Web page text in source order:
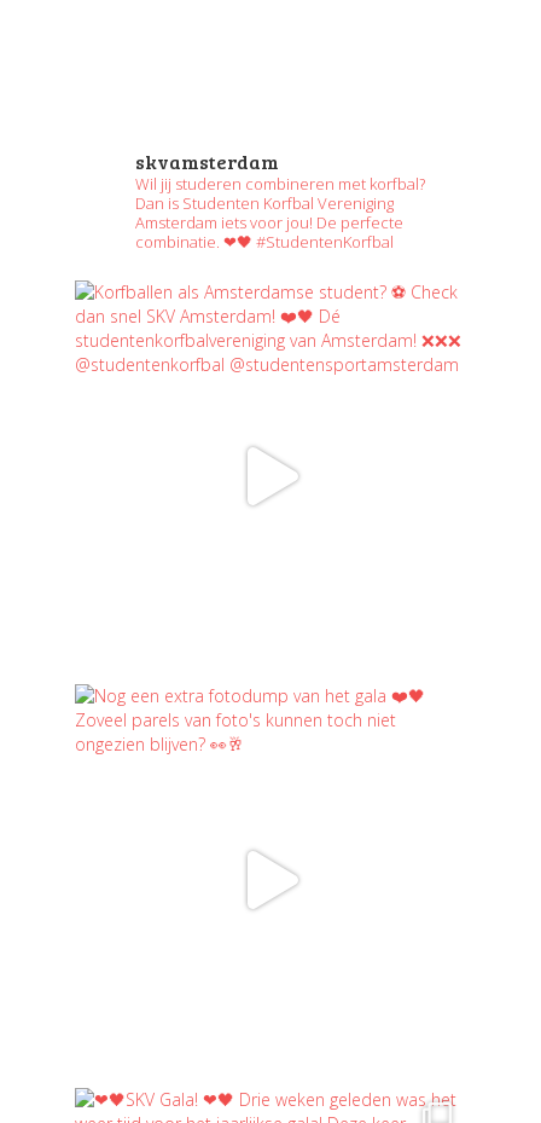
skvamsterdam
Wil jij studeren combineren met korfbal?
Dan is Studenten Korfbal Vereniging
Amsterdam iets voor jou! De perfecte
combinatie. ❤🖤 #StudentenKorfbal